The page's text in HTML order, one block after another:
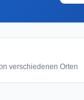
verschiedenen Orten